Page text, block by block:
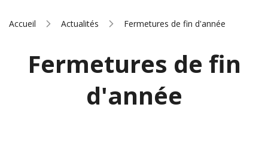
Accueil Actualités Fermetures de fin d'année
Fermetures de fin
d'année